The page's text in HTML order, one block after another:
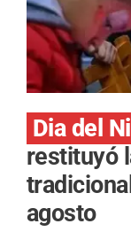
Dia del
restituyó
agosto